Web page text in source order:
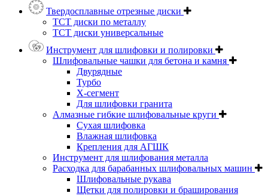
Твердосплавные отрезные диски
ТСТ диски по металлу
ТСТ диски универсальные
Инструмент для шлифовки и полировки
Шлифовальные чашки для бетона и камня
Двурядные
Турбо
Х-сегмент
Для шлифовки гранита
Алмазные гибкие шлифовальные круги
Cухая шлифовка
Влажная шлифовка
Крепления для АГШК
Инструмент для шлифования металла
Расходка для барабанных шлифовальных машин
Шлифовальные рукава
Щетки для полировки и браширования